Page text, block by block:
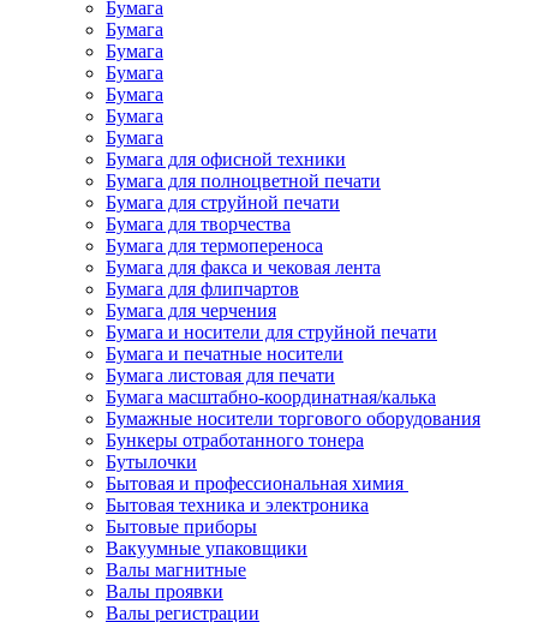
Бумага
Бумага
Бумага
Бумага
Бумага
Бумага
Бумага
Бумага для офисной техники
Бумага для полноцветной печати
Бумага для струйной печати
Бумага для творчества
Бумага для термопереноса
Бумага для факса и чековая лента
Бумага для флипчартов
Бумага для черчения
Бумага и носители для струйной печати
Бумага и печатные носители
Бумага листовая для печати
Бумага масштабно-координатная/калька
Бумажные носители торгового оборудования
Бункеры отработанного тонера
Бутылочки
Бытовая и профессиональная химия
Бытовая техника и электроника
Бытовые приборы
Вакуумные упаковщики
Валы магнитные
Валы проявки
Валы регистрации